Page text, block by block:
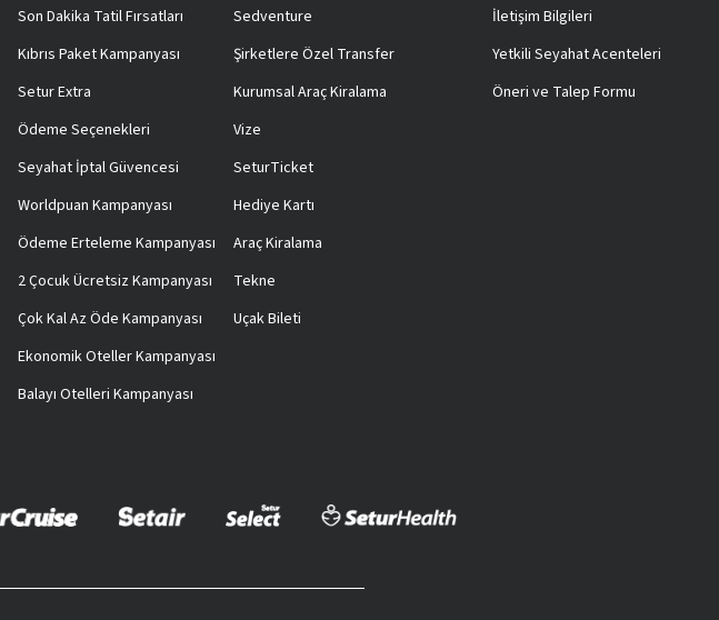
Son Dakika Tatil Fırsatları
Kıbrıs Paket Kampanyası
Setur Extra
Ödeme Seçenekleri
Seyahat İptal Güvencesi
Worldpuan Kampanyası
Ödeme Erteleme Kampanyası
2 Çocuk Ücretsiz Kampanyası
Çok Kal Az Öde Kampanyası
Ekonomik Oteller Kampanyası
Balayı Otelleri Kampanyası
Sedventure
Şirketlere Özel Transfer
Kurumsal Araç Kiralama
Vize
SeturTicket
Hediye Kartı
Araç Kiralama
Tekne
Uçak Bileti
İletişim Bilgileri
Yetkili Seyahat Acenteleri
Öneri ve Talep Formu